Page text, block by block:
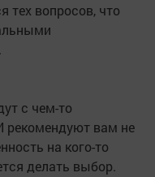
тех вопросов, что
с чем-то
рекомендуют вам не
на кого-то
делать выбор.